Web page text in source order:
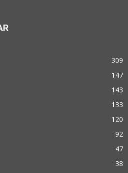
309
147
143
133
120
92
47
38